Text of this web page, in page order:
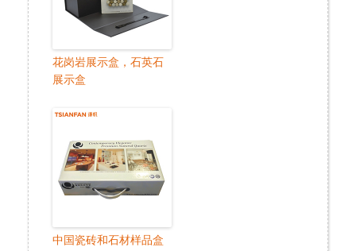
花岗岩展示盒，石英石
展示盒
中国瓷砖和石材样品盒